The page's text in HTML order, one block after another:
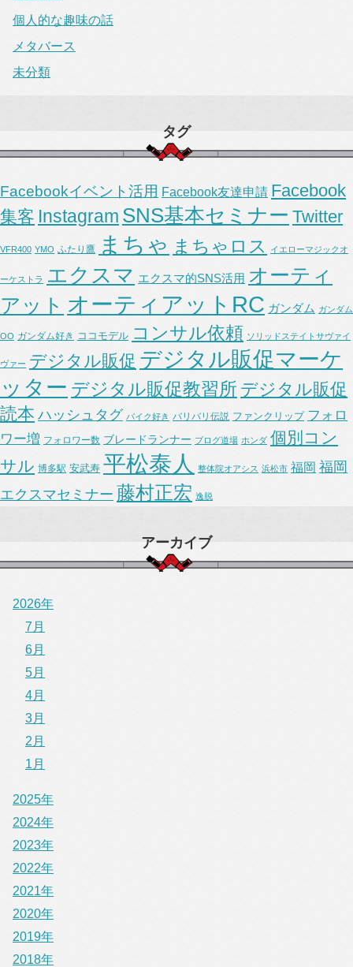
個人的な趣味の話
メタバース
未分類
タグ
Facebookイベント活用 Facebook友達申請 Facebook
集客 Instagram SNS基本セミナー Twitter
VFR400 YMO ふたり鷹 まちゃ まちゃロス イエローマジックオ
ーケストラ エクスマ エクスマ的SNS活用 オーティ
アット オーティアットRC ガンダム ガンダム
OO ガンダム好き ココモデル コンサル依頼 ソリッドステイトサヴァイ
ヴァー デジタル販促 デジタル販促マーケ
ッター デジタル販促教習所 デジタル販促
読本 ハッシュタグ バイク好き バリバリ伝説 ファンクリップ フォロ
ワー増 フォロワー数 ブレードランナー ブログ道場 ホンダ 個別コン
サル 博多駅 安武寿 平松泰人 整体院オアシス 浜松市 福岡 福岡
エクスマセミナー 藤村正宏 逸脱
アーカイブ
2026年
7月
6月
5月
4月
3月
2月
1月
2025年
2024年
2023年
2022年
2021年
2020年
2019年
2018年